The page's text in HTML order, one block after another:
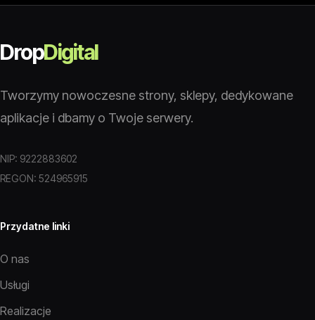
DropDigital
Tworzymy nowoczesne strony, sklepy, dedykowane
aplikacje i dbamy o Twoje serwery.
NIP: 9222883602
REGON: 524965915
Przydatne linki
O nas
Usługi
Realizacje